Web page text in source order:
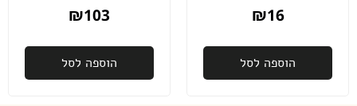
₪16
הוספה לסל
₪103
הוספה לסל